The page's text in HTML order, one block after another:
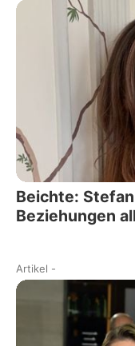
Beichte:
Beziehungen
Artikel -